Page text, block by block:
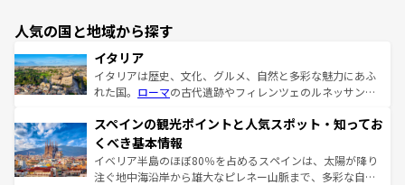
人気の国と地域から探す
イタリア
イタリアは歴史、文化、グルメ、自然と多彩な魅力にあふ
れた国。 ローマの古代遺跡やフィレンツェのルネッサンス
ろん、トスカーナの美しい田園風景やアマルフィ海岸の絶
景など、自然景観も見逃せない。観光の合間には、本場の
ピザやパスタなど、絶品のイタリア料理を堪能することも
できる。朝目覚めてから夜眠るまで、すべての瞬間を楽し
スペインの観光ポイントと人気スポット・知ってお
くべき基本情報
イベリア半島のほぼ80％を占めるスペインは、太陽が降り
注ぐ地中海沿岸から雄大なピレネー山脈まで、多彩な自然